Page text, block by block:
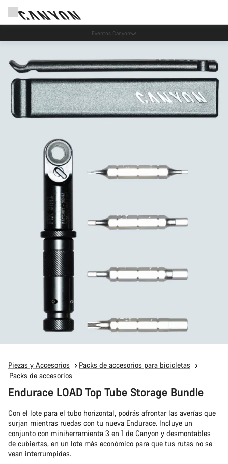
Ahorra con el newsletter Canyon
Piezas y Accesorios
Packs de accesorios para bicicletas
Packs de accesorios
Endurace LOAD Top Tube Storage Bundle
Con el lote para el tubo horizontal, podrás afrontar las averías que
surjan mientras ruedas con tu nueva Endurace. Incluye un
conjunto con miniherramienta 3 en 1 de Canyon y desmontables
de cubiertas, en un lote más económico para que tus rutas no se
vean interrumpidas.